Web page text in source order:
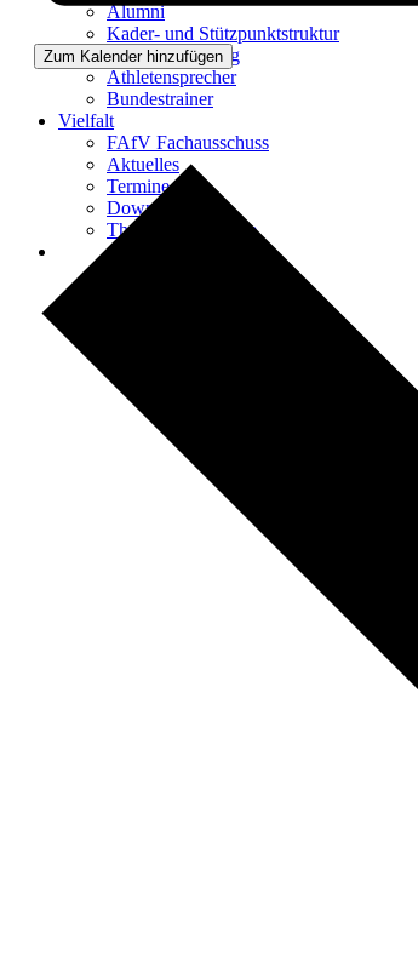
Alumni
Kader- und Stützpunktstruktur
Kaderbewerbung
Athletensprecher
Bundestrainer
Vielfalt
FAfV Fachausschuss
Aktuelles
Termine
Downloads
Themen & Projekte
Zum Kalender hinzufügen